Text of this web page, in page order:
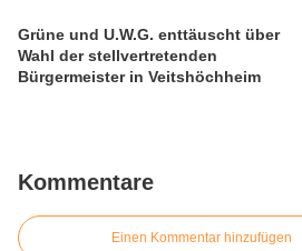
Grüne und U.W.G. enttäuscht über
Wahl der stellvertretenden
Bürgermeister in Veitshöchheim
Kommentare
Einen Kommentar hinzufügen